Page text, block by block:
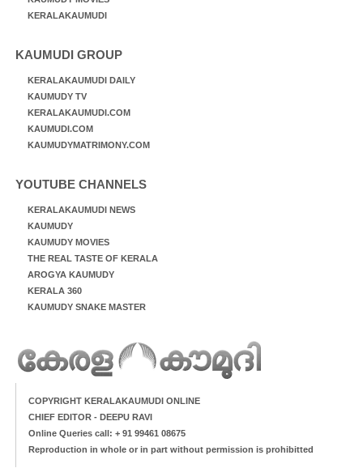
KERALAKAUMUDI
KAUMUDI GROUP
KERALAKAUMUDI DAILY
KAUMUDY TV
KERALAKAUMUDI.COM
KAUMUDI.COM
KAUMUDYMATRIMONY.COM
YOUTUBE CHANNELS
KERALAKAUMUDI NEWS
KAUMUDY
KAUMUDY MOVIES
THE REAL TASTE OF KERALA
AROGYA KAUMUDY
KERALA 360
KAUMUDY SNAKE MASTER
COPYRIGHT KERALAKAUMUDI ONLINE
CHIEF EDITOR - DEEPU RAVI
Online Queries call: + 91 99461 08675
Reproduction in whole or in part without permission is prohibitted